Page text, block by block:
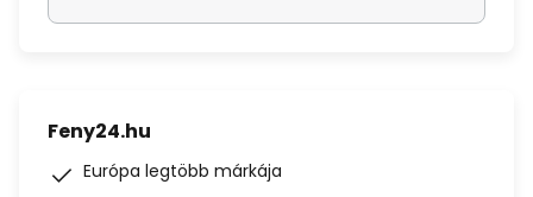
Feny24.hu
Európa legtöbb márkája